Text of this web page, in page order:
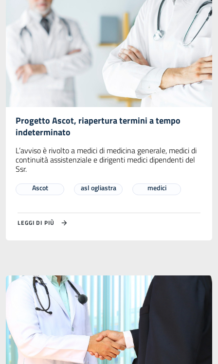
Progetto Ascot, riapertura termini a tempo
indeterminato
L’avviso è rivolto a medici di medicina generale, medici di
continuità assistenziale e dirigenti medici dipendenti del
Ssr.
Ascot asl ogliastra medici
LEGGI DI PIÙ